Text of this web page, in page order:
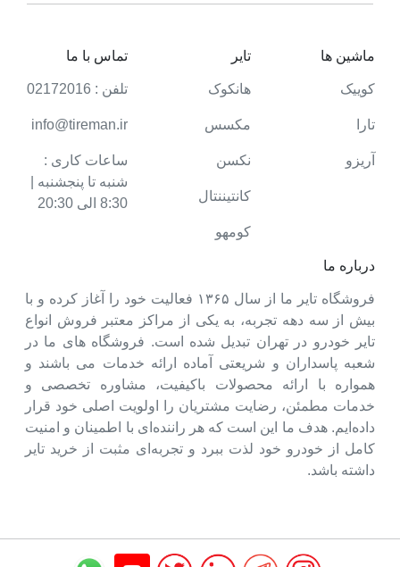
درباره ما
فروشگاه تایر ما از سال ۱۳۶۵ فعالیت خود را آغاز کرده و با
بیش از سه دهه تجربه، به یکی از مراکز معتبر فروش انواع
تایر خودرو در تهران تبدیل شده است. فروشگاه های ما در
شعبه پاسداران و شریعتی آماده ارائه خدمات می باشند و
همواره با ارائه محصولات باکیفیت، مشاوره تخصصی و
خدمات مطمئن، رضایت مشتریان را اولویت اصلی خود قرار
داده‌ایم. هدف ما این است که هر راننده‌ای با اطمینان و امنیت
کامل از خودرو خود لذت ببرد و تجربه‌ای مثبت از خرید تایر
داشته باشد.
ماشین ها
کوییک
تارا
آریزو
تایر
هانکوک
مکسس
نکسن
کانتیننتال
کومهو
تماس با ما
تلفن : 02172016
info@tireman.ir
ساعات کاری :
شنبه تا پنجشنبه |
8:30 الی 20:30